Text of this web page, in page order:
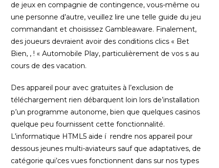
de jeux en compagnie de contingence, vous-même ou
une personne d’autre, veuillez lire une telle guide du jeu
commandant et choisissez Gambleaware. Finalement,
des joueurs devraient avoir des conditions clics « Bet
Bien, , ! « Automobile Play, particulièrement de vos s au
cours de des vacation.
Des appareil pour avec gratuites à l’exclusion de
téléchargement rien débarquent loin lors de’installation
p’un programme autonome, bien que quelques casinos
quelque peu fournissent cette fonctionnalité.
L’informatique HTML5 aide í rendre nos appareil pour
dessous jeunes multi-aviateurs sauf que adaptatives, de
catégorie qui’ces vues fonctionnent dans sur nos types